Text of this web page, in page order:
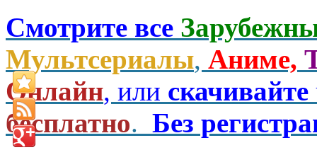
Смотрите все
Мультсериалы, Аниме,
Онлайн, или скачивайте
бесплатно. Без